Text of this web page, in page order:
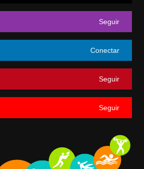
Seguir
Conectar
Seguir
Seguir